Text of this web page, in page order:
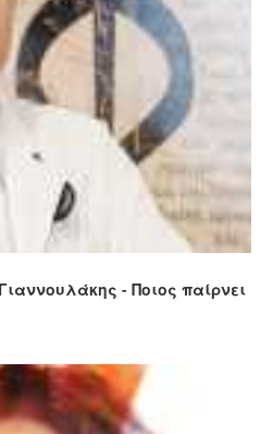
- Ποιος παίρνει